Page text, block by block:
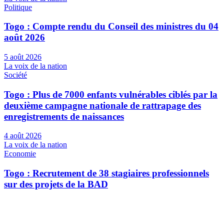
Politique
Togo : Compte rendu du Conseil des ministres du 04
août 2026
5 août 2026
La voix de la nation
Société
Togo : Plus de 7000 enfants vulnérables ciblés par la
deuxième campagne nationale de rattrapage des
enregistrements de naissances
4 août 2026
La voix de la nation
Economie
Togo : Recrutement de 38 stagiaires professionnels
sur des projets de la BAD